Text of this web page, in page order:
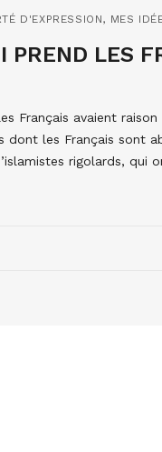
D'EXPRESSION, MES
PREND LES
Français avaient
dont les Français sont
rigolards, qui